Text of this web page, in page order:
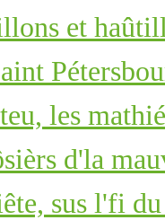
et
les
d'la
sus l'fi